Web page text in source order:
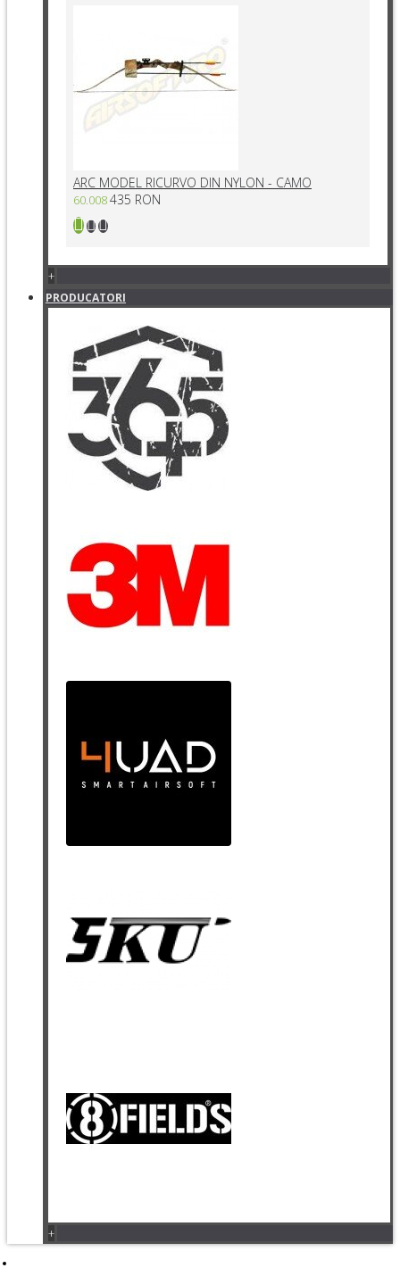
ARC MODEL RICURVO DIN NYLON - CAMO
60.008435 RON
+
PRODUCATORI
+